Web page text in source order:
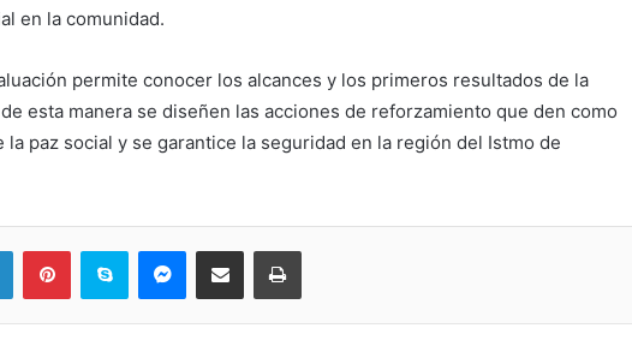
en la comunidad.
permite conocer los alcances y los primeros resultados de la
esta manera se diseñen las acciones de reforzamiento que den como
paz social y se garantice la seguridad en la región del Istmo de
LinkedInPinterestSkype MessengerCompartir via correo electrónicoImpresión